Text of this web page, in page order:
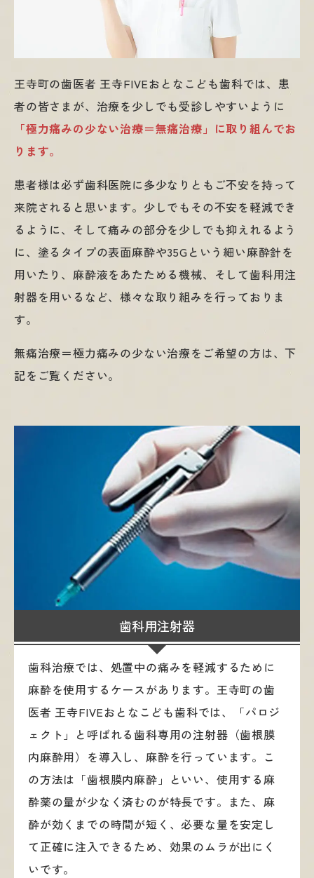
王寺町の歯医者 王寺FIVEおとなこども歯科では、患
者の皆さまが、治療を少しでも受診しやすいように
「極力痛みの少ない治療＝無痛治療」に取り組んでお
ります。
患者様は必ず歯科医院に多少なりともご不安を持って
来院されると思います。少しでもその不安を軽減でき
るように、そして痛みの部分を少しでも抑えれるよう
に、塗るタイプの表面麻酔や35Gという細い麻酔針を
用いたり、麻酔液をあたためる機械、そして歯科用注
射器を用いるなど、様々な取り組みを行っておりま
す。
無痛治療＝極力痛みの少ない治療をご希望の方は、下
記をご覧ください。
歯科用注射器
歯科治療では、処置中の痛みを軽減するために
麻酔を使用するケースがあります。王寺町の歯
医者 王寺FIVEおとなこども歯科では、「パロジ
ェクト」と呼ばれる歯科専用の注射器（歯根膜
内麻酔用）を導入し、麻酔を行っています。こ
の方法は「歯根膜内麻酔」といい、使用する麻
酔薬の量が少なく済むのが特長です。また、麻
酔が効くまでの時間が短く、必要な量を安定し
て正確に注入できるため、効果のムラが出にく
いです。